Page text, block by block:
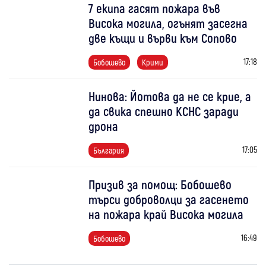
7 екипа гасят пожара във
Висока могила, огънят засегна
две къщи и върви към Сопово
Бобошево Крими 17:18
Нинова: Йотова да не се крие, а
да свика спешно КСНС заради
дрона
България 17:05
Призив за помощ: Бобошево
търси доброволци за гасенето
на пожара край Висока могила
Бобошево 16:49